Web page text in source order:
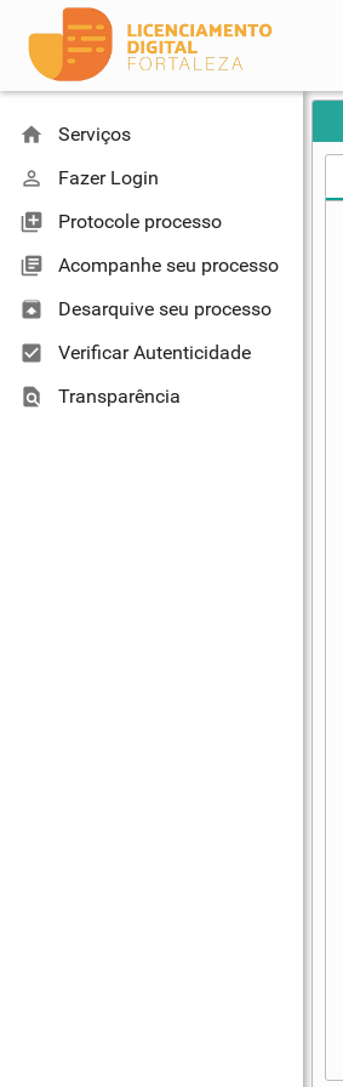
home Serviços
perm_identity Fazer Login
library_add Protocole processo
library_books Acompanhe seu processo
unarchive Desarquive seu processo
check_box Verificar Autenticidade
find_in_page Transparência